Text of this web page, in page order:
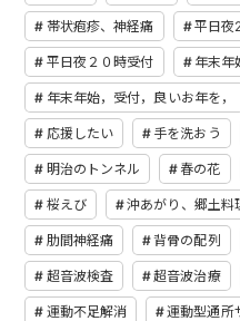
帯状疱疹、神経痛 平日夜
平日夜２０時受付 年末年
年末年始，受付，良いお年を，
応援したい 手を洗おう
明治のトンネル 春の花
桜えび 沖あがり、郷土料
肋間神経痛 背骨の配列
超音波検査 超音波治療
運動不足解消 運動型通所